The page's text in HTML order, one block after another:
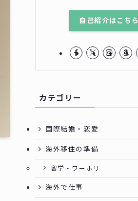
自己紹介はこちら
カテゴリー
国際結婚・恋愛
海外移住の準備
留学・ワーホリ
海外で仕事